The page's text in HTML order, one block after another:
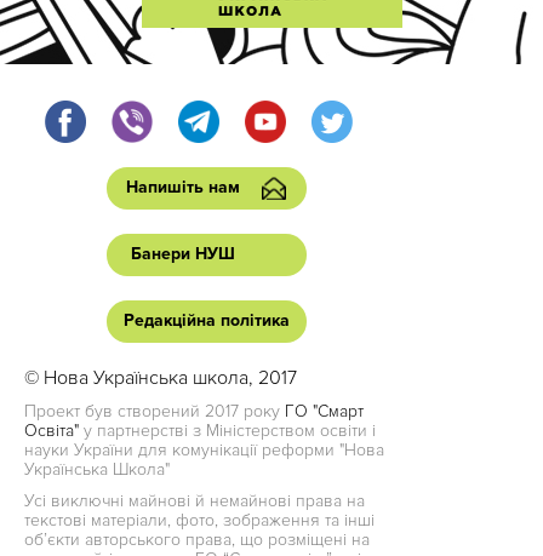
Напишіть нам
Банери НУШ
Редакційна політика
© Нова Українська школа, 2017
Проект був створений 2017 року ГО "Смарт
Освіта" у партнерстві з Міністерством освіти і
науки України для комунікації реформи "Нова
Українська Школа"
Усі виключні майнові й немайнові права на
текстові матеріали, фото, зображення та інші
об’єкти авторського права, що розміщені на